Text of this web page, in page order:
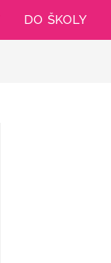
DO ŠKOLY